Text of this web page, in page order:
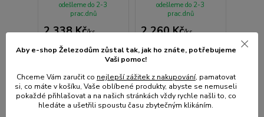
2 338 Kč/ks
DPH
odešleme do 2-3
prac.dnů
Přidat do košíku
2 260 Kč/ks
DPH
odešleme do 2-3
prac.dnů
Přidat do košíku
Aby e-shop Železodům zůstal tak, jak ho znáte, potřebujeme
Vaši pomoc!
Chceme Vám zaručit co nejlepší zážitek z nakupování, pamatovat
si, co máte v košíku, Vaše oblíbené produkty, abyste se nemuseli
pokaždé přihlašovat a na našich stránkách vždy rychle našli to, co
hledáte a ušetřili spoustu času zbytečným klikáním.